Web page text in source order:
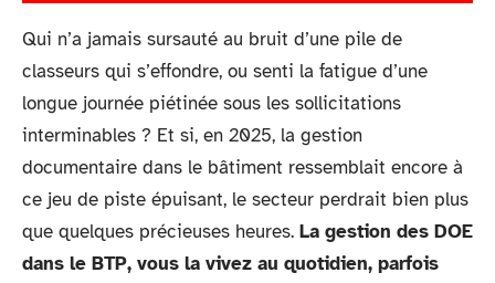
Qui n’a jamais sursauté au bruit d’une pile de
classeurs qui s’effondre, ou senti la fatigue d’une
longue journée piétinée sous les sollicitations
interminables ? Et si, en 2025, la gestion
documentaire dans le bâtiment ressemblait encore à
ce jeu de piste épuisant, le secteur perdrait bien plus
que quelques précieuses heures. La gestion des DOE
dans le BTP, vous la vivez au quotidien, parfois